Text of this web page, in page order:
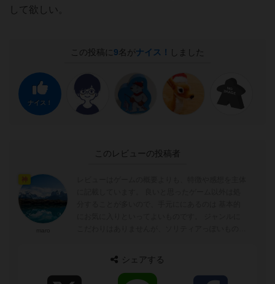
して欲しい。
この投稿に 9名がナイス！ しました
ナイス！
このレビューの投稿者
シェアする